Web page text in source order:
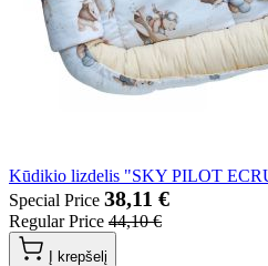
Kūdikio lizdelis "SKY PILOT
Special Price 38,11 €
Regular Price 44,10 €
Į krepšelį